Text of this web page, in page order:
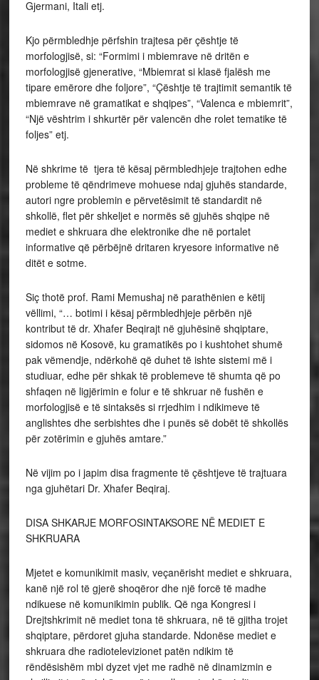
Gjermani, Itali etj.
Kjo përmbledhje përfshin trajtesa për çështje të
morfologjisë, si: “Formimi i mbiemrave në dritën e
morfologjisë gjenerative, “Mbiemrat si klasë fjalësh me
tipare emërore dhe foljore”, “Çështje të trajtimit semantik të
mbiemrave në gramatikat e shqipes”, “Valenca e mbiemrit”,
“Një vështrim i shkurtër për valencën dhe rolet tematike të
foljes” etj.
Në shkrime të tjera të kësaj përmbledhjeje trajtohen edhe
probleme të qëndrimeve mohuese ndaj gjuhës standarde,
autori ngre problemin e përvetësimit të standardit në
shkollë, flet për shkeljet e normës së gjuhës shqipe në
mediet e shkruara dhe elektronike dhe në portalet
informative që përbëjnë dritaren kryesore informative në
ditët e sotme.
Siç thotë prof. Rami Memushaj në parathënien e këtij
vëllimi, “… botimi i kësaj përmbledhjeje përbën një
kontribut të dr. Xhafer Beqirajt në gjuhësinë shqiptare,
sidomos në Kosovë, ku gramatikës po i kushtohet shumë
pak vëmendje, ndërkohë që duhet të ishte sistemi më i
studiuar, edhe për shkak të problemeve të shumta që po
shfaqen në ligjërimin e folur e të shkruar në fushën e
morfologjisë e të sintaksës si rrjedhim i ndikimeve të
anglishtes dhe serbishtes dhe i punës së dobët të shkollës
për zotërimin e gjuhës amtare.”
Në vijim po i japim disa fragmente të çështjeve të trajtuara
nga gjuhëtari Dr. Xhafer Beqiraj.
DISA SHKARJE MORFOSINTAKSORE NË MEDIET E
SHKRUARA
Mjetet e komunikimit masiv, veçanërisht mediet e shkruara,
kanë një rol të gjerë shoqëror dhe një forcë të madhe
ndikuese në komunikimin publik. Që nga Kongresi i
Drejtshkrimit në mediet tona të shkruara, në të gjitha trojet
shqiptare, përdoret gjuha standarde. Ndonëse mediet e
shkruara dhe radiotelevizionet patën ndikim të
rëndësishëm mbi dyzet vjet me radhë në dinamizmin e